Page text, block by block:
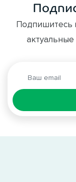
Подпишитесь